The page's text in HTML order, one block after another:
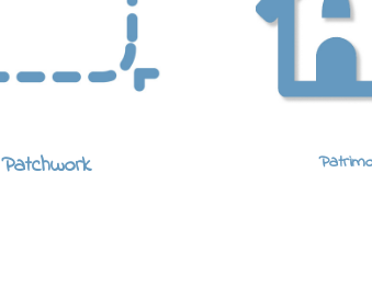
Patchwork